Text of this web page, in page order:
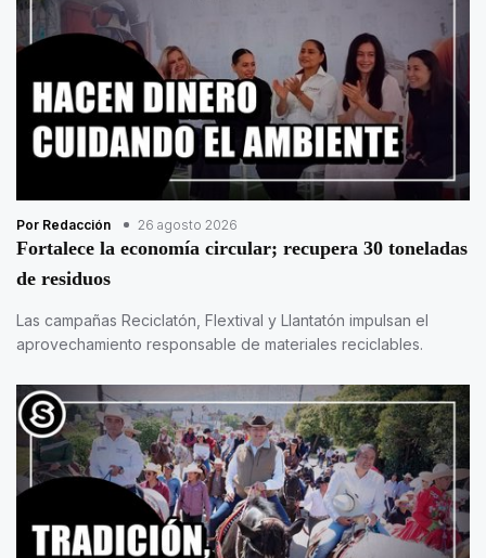
Por Redacción 26 agosto 2026
Fortalece la economía circular; recupera 30 toneladas
de residuos
Las campañas Reciclatón, Flextival y Llantatón impulsan el
aprovechamiento responsable de materiales reciclables.